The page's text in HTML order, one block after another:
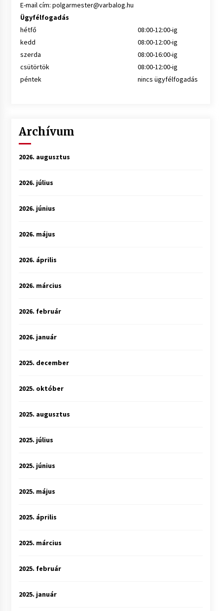
E-mail cím: polgarmester@varbalog.hu
Ügyfélfogadás
hétfő
08:00-12:00-ig
kedd
08:00-12:00-ig
szerda
08:00-16:00-ig
csütörtök
08:00-12:00-ig
péntek
nincs ügyfélfogadás
Archívum
2026. augusztus
2026. július
2026. június
2026. május
2026. április
2026. március
2026. február
2026. január
2025. december
2025. október
2025. augusztus
2025. július
2025. június
2025. május
2025. április
2025. március
2025. február
2025. január